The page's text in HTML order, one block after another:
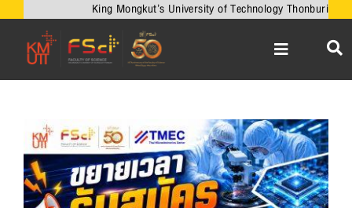
content
King Mongkut’s University of Technology Thonburi
Toggle
Navigation
หน้าหลัก
วิชาการ
งานวิจัยและนวัตกรรม
View
Larger
Image